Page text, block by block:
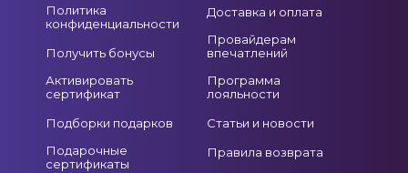
Политика
конфиденциальности
Получить бонусы
Активировать
сертификат
Подборки подарков
Подарочные
сертификаты
Доставка и оплата
Провайдерам
впечатлений
Программа
лояльности
Статьи и новости
Правила возврата